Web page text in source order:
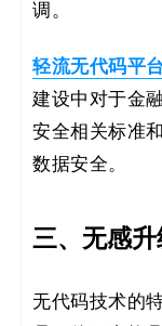
调。
轻流无代码平台
建设中对于金
安全相关标准
数据安全。
三、无感
无代码技术的